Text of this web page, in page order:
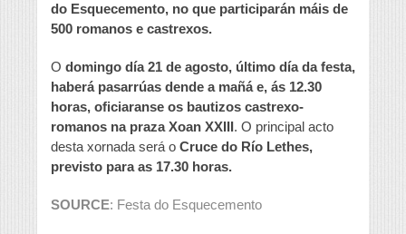
do Esquecemento, no que participarán máis de
500 romanos e castrexos.
O domingo día 21 de agosto, último día da festa,
haberá pasarrúas dende a mañá e, ás 12.30
horas, oficiaranse os bautizos castrexo-
romanos na praza Xoan XXIII. O principal acto
desta xornada será o Cruce do Río Lethes,
previsto para as 17.30 horas.
SOURCE: Festa do Esquecemento